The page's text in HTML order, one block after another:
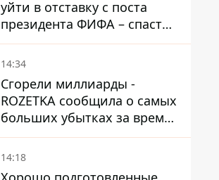
уйти в отставку с поста
президента ФИФА – спасти
футбол еще не поздно
14:34
Сгорели миллиарды -
ROZETKA сообщила о самых
больших убытках за время
существования компании
14:18